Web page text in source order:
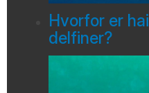
Hvorfor er
delfiner?